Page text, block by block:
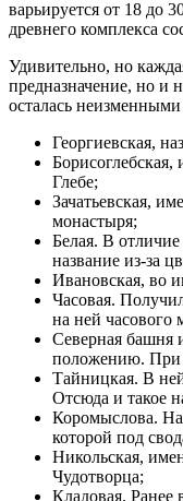
варьируется от 18 до
древнего комплекса
Удивительно, но
предназначение, но и
осталась
Георгиевская,
Глебе;
Зачатьевская,
монастыря;
Белая. В
название из-за
Ивановская, во
Часовая.
на ней часового
Северная башня
положению. При
Тайницкая. В
Отсюда и такое
Коромыслова.
которой под
Никольская,
Чудотворца;
Кладовая. Ранее